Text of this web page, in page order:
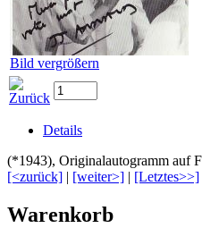
Bild vergrößern
Details
(*1943), Originalautogramm auf
[<zurück] | [weiter>] | [Letztes>>]
Warenkorb